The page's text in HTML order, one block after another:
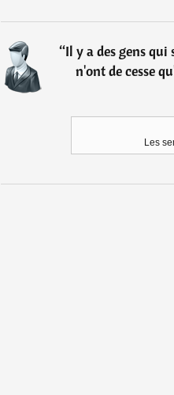
“Il y a des gens
n'ont de cesse
Les